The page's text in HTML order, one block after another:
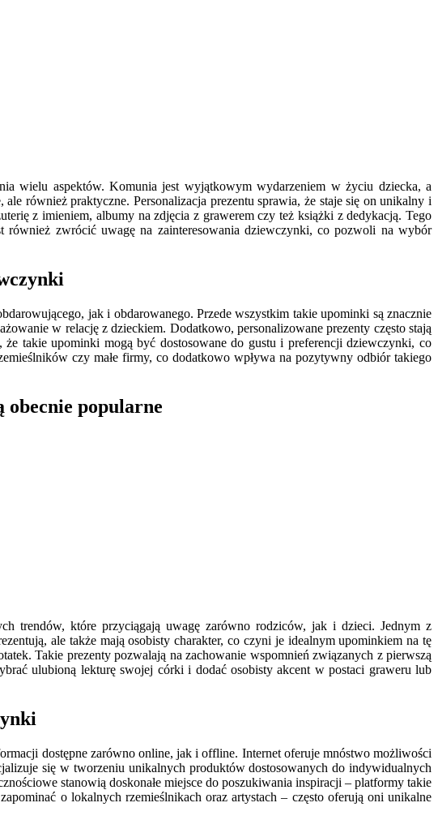
wielu aspektów. Komunia jest wyjątkowym wydarzeniem w życiu dziecka, a
również praktyczne. Personalizacja prezentu sprawia, że staje się on unikalny i
z imieniem, albumy na zdjęcia z grawerem czy też książki z dedykacją. Tego
również zwrócić uwagę na zainteresowania dziewczynki, co pozwoli na wybór
jak i obdarowanego. Przede wszystkim takie upominki są znacznie
w relację z dzieckiem. Dodatkowo, personalizowane prezenty często stają
takie upominki mogą być dostosowane do gustu i preferencji dziewczynki, co
czy małe firmy, co dodatkowo wpływa na pozytywny odbiór takiego
obecnie popularne
trendów, które przyciągają uwagę zarówno rodziców, jak i dzieci. Jednym z
ale także mają osobisty charakter, co czyni je idealnym upominkiem na tę
Takie prezenty pozwalają na zachowanie wspomnień związanych z pierwszą
ulubioną lekturę swojej córki i dodać osobisty akcent w postaci graweru lub
dostępne zarówno online, jak i offline. Internet oferuje mnóstwo możliwości
się w tworzeniu unikalnych produktów dostosowanych do indywidualnych
stanowią doskonałe miejsce do poszukiwania inspiracji – platformy takie
o lokalnych rzemieślnikach oraz artystach – często oferują oni unikalne